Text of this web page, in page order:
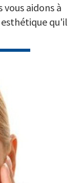
vous aidons à
qu'il